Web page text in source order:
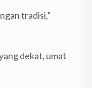
tradisi,”
dekat, umat